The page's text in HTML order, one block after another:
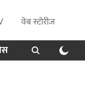
वेब स्टोरीज